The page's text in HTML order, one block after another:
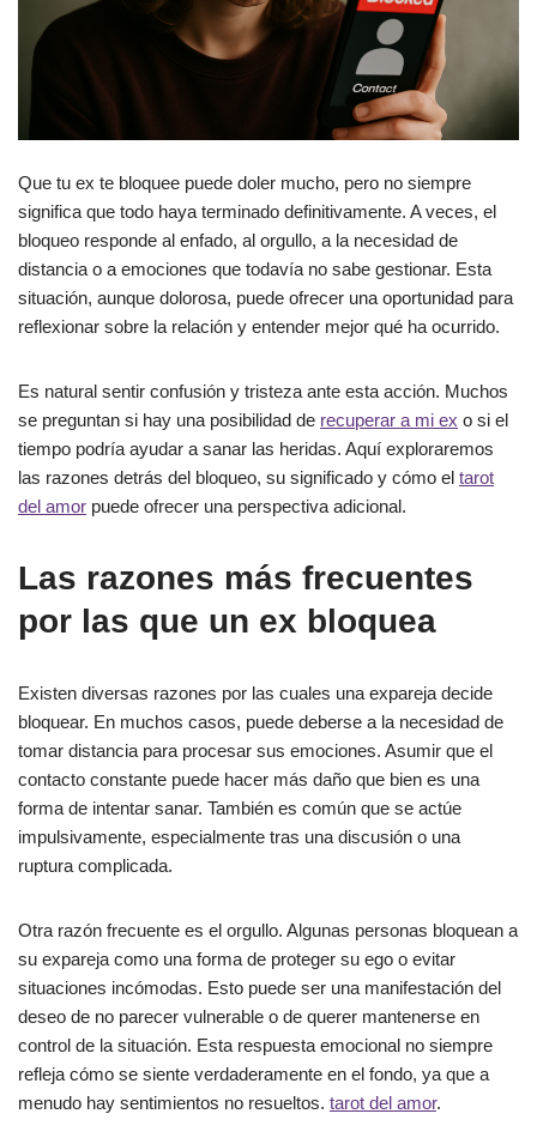
Que tu ex te bloquee puede doler mucho, pero no siempre
significa que todo haya terminado definitivamente. A veces, el
bloqueo responde al enfado, al orgullo, a la necesidad de
distancia o a emociones que todavía no sabe gestionar. Esta
situación, aunque dolorosa, puede ofrecer una oportunidad para
reflexionar sobre la relación y entender mejor qué ha ocurrido.
Es natural sentir confusión y tristeza ante esta acción. Muchos
se preguntan si hay una posibilidad de recuperar a mi ex o si el
tiempo podría ayudar a sanar las heridas. Aquí exploraremos
las razones detrás del bloqueo, su significado y cómo el tarot
del amor puede ofrecer una perspectiva adicional.
Las razones más frecuentes
por las que un ex bloquea
Existen diversas razones por las cuales una expareja decide
bloquear. En muchos casos, puede deberse a la necesidad de
tomar distancia para procesar sus emociones. Asumir que el
contacto constante puede hacer más daño que bien es una
forma de intentar sanar. También es común que se actúe
impulsivamente, especialmente tras una discusión o una
ruptura complicada.
Otra razón frecuente es el orgullo. Algunas personas bloquean a
su expareja como una forma de proteger su ego o evitar
situaciones incómodas. Esto puede ser una manifestación del
deseo de no parecer vulnerable o de querer mantenerse en
control de la situación. Esta respuesta emocional no siempre
refleja cómo se siente verdaderamente en el fondo, ya que a
menudo hay sentimientos no resueltos. tarot del amor.